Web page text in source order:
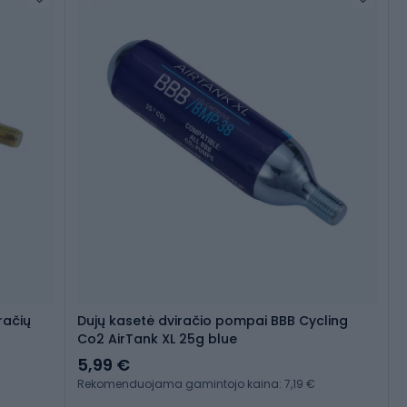
Dujų kasetė dviračio pompai BBB Cycling
Co2 AirTank XL 25g blue
5,99 €
Rekomenduojama gamintojo kaina: 7,19 €